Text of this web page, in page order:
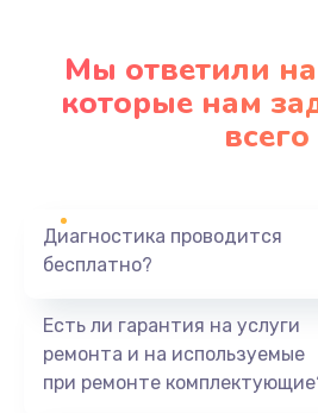
Заказать
Заказать
Мы ответили
которые нам
всего
Диагностика проводится
бесплатно?
Есть ли гарантия на услуги
ремонта и на используемые
при ремонте